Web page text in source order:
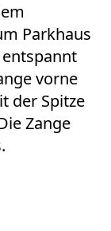
Parkhaus
entspannt
vorne
der Spitze
Zange